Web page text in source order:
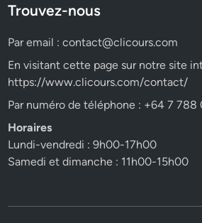
Trouvez-nous
Par email :contact@clicours.com
En visitant cette page sur notre site
https://www.clicours.com/contact/
Par numéro de téléphone : +64 7 788
Horaires
Lundi-vendredi : 9h00-17h00
Samedi et dimanche : 11h00-15h00